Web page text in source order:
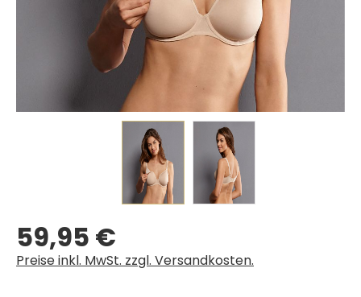
Regulärer Preis:
59,95 €
Preise inkl. MwSt. zzgl. Versandkosten.